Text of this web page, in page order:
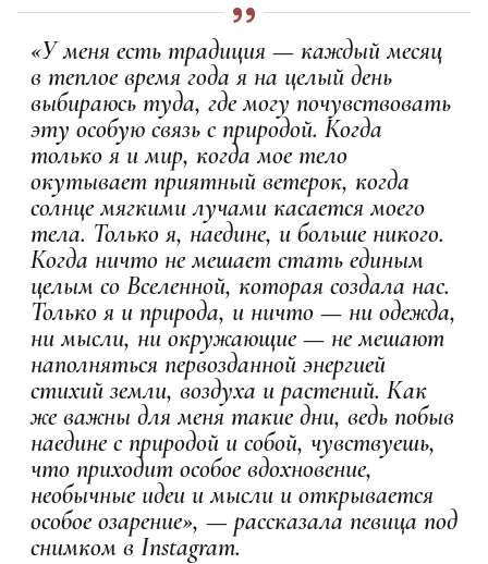
«У меня есть традиция — каждый месяц
в теплое время года я на целый день
выбираюсь туда, где могу почувствовать
эту особую связь с природой. Когда
только я и мир, когда мое тело
окутывает приятный ветерок, когда
солнце мягкими лучами касается моего
тела. Только я, наедине, и больше никого.
Когда ничто не мешает стать единым
целым со Вселенной, которая создала нас.
Только я и природа, и ничто — ни одежда,
ни мысли, ни окружающие — не мешают
наполняться первозданной энергией
стихий земли, воздуха и растений. Как
же важны для меня такие дни, ведь побыв
наедине с природой и собой, чувствуешь,
что приходит особое вдохновение,
необычные идеи и мысли и открывается
особое озарение», — рассказала певица под
снимком в Instagram.